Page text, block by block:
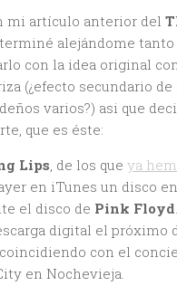
mi artículo anterior del
terminé alejándome tanto
con la idea original
(¿efecto secundario
varios?) asi que
que es éste:
Lips, de los que ya
en iTunes un disco
el disco de Pink Floyd
digital el próximo
con el
en Nochevieja.